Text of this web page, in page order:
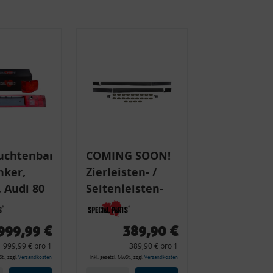
Audi 80
89,
+
€
999,99 € pro 1
zzgl. Versandkosten
COMING SOON!
Zierleisten- /
Seitenleisten-
Set, Audi 80
Cabrio, Coupe,
Zierleiste, 2x
389,90 €
389,90 € pro 1
inkl. gesetzl. MwSt., zzgl. Versandkosten